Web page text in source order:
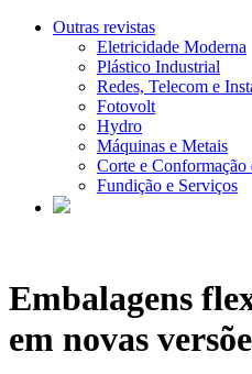
Outras revistas
Eletricidade Moderna
Plástico Industrial
Redes, Telecom e
Fotovolt
Hydro
Máquinas e Metais
Corte e Conformação
Fundição e Serviços
Embalagens
em novas